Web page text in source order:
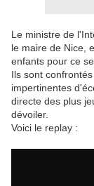
Le ministre de
le maire de Nice,
enfants pour ce
Ils sont
impertinentes
directe des plus
dévoiler.
Voici le replay :